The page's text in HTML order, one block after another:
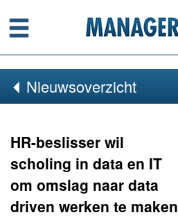
Menu
Nieuwsoverzicht
HR-beslisser wil
scholing in data en IT
om omslag naar data
driven werken te maken